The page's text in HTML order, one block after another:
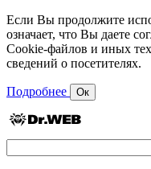
Если Вы продолжите
означает, что Вы даете
Cookie-файлов и иных
сведений о посетителях.
Подробнее Ок